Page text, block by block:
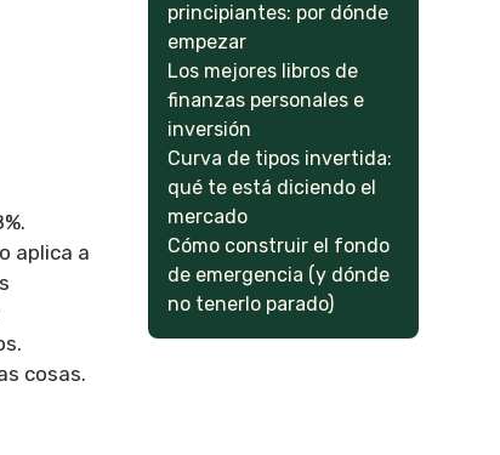
aplica a
cosas.
principiantes: por dónde
empezar
Los mejores libros de
finanzas personales e
inversión
Curva de tipos invertida:
qué te está diciendo el
mercado
Cómo construir el fondo
de emergencia (y dónde
no tenerlo parado)